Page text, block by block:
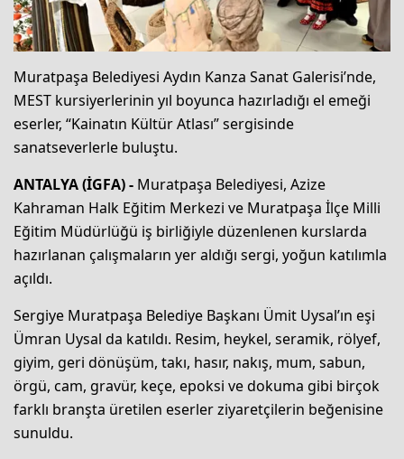
Muratpaşa Belediyesi Aydın Kanza Sanat Galerisi’nde,
MEST kursiyerlerinin yıl boyunca hazırladığı el emeği
eserler, “Kainatın Kültür Atlası” sergisinde
sanatseverlerle buluştu.
ANTALYA (İGFA) - Muratpaşa Belediyesi, Azize
Kahraman Halk Eğitim Merkezi ve Muratpaşa İlçe Milli
Eğitim Müdürlüğü iş birliğiyle düzenlenen kurslarda
hazırlanan çalışmaların yer aldığı sergi, yoğun katılımla
açıldı.
Sergiye Muratpaşa Belediye Başkanı Ümit Uysal’ın eşi
Ümran Uysal da katıldı. Resim, heykel, seramik, rölyef,
giyim, geri dönüşüm, takı, hasır, nakış, mum, sabun,
örgü, cam, gravür, keçe, epoksi ve dokuma gibi birçok
farklı branşta üretilen eserler ziyaretçilerin beğenisine
sunuldu.